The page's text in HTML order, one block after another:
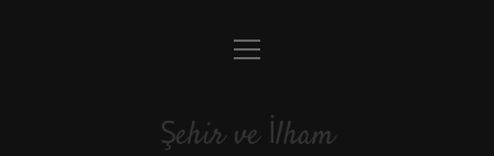
Anasayfa
menüyü
Şehir ve İlham